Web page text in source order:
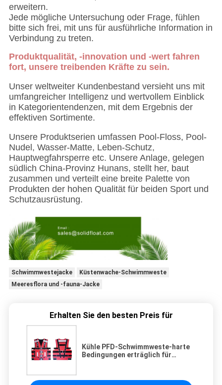
erweitern.
Jede mögliche Untersuchung oder Frage, fühlen
bitte sich frei, mit uns für ausführliche Information in
Verbindung zu treten.
Produktqualität, -innovation und -wert fahren
fort, unsere treibenden Kräfte zu sein.
Unser weltweiter Kundenbestand versieht uns mit
umfangreicher Intelligenz und wertvollem Einblick
in Kategorientendenzen, mit dem Ergebnis der
effektiven Sortimente.
Unsere Produktserien umfassen Pool-Floss, Pool-
Nudel, Wasser-Matte, Leben-Schutz,
Hauptwegfahrsperre etc. Unsere Anlage, gelegen
südlich China-Provinz Hunans, stellt her, baut
zusammen und verteilt eine breite Palette von
Produkten der hohen Qualität für beiden Sport und
Schutzausrüstung.
Schwimmwestejacke
Küstenwache-Schwimmweste
Meeresflora und -fauna-Jacke
Erhalten Sie den besten Preis für
Kühle PFD-Schwimmweste-harte
Bedingungen erträglich für